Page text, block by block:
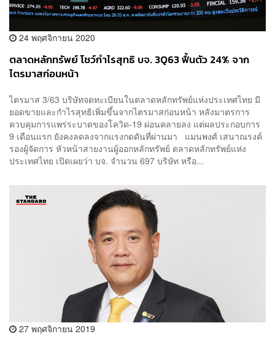
24 พฤศจิกายน 2020
ตลาดหลักทรัพย์ ​โชว์กำไรสุทธิ บจ. 3Q63 ฟื้นตัว 24% จาก
ไตรมาสก่อนหน้า
ไตรมาส 3/63 บริษัทจดทะเบียนในตลาดหลักทรัพย์แห่งประเทศไทย มี
ยอดขายและกำไรสุทธิเพิ่มขึ้นจากไตรมาสก่อนหน้า หลังมาตรการ
ควบคุมการแพร่ระบาดของโควิด-19 ผ่อนคลายลง แต่ผลประกอบการ
9 เดือนแรก ยังคงลดลงจากแรงกดดันที่ผ่านมา แมนพงศ์ เสนาณรงค์
รองผู้จัดการ หัวหน้าสายงานผู้ออกหลักทรัพย์ ตลาดหลักทรัพย์แห่ง
ประเทศไทย เปิดเผยว่า บจ. จำนวน 697 บริษัท หรือ...
27 พฤศจิกายน 2019